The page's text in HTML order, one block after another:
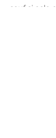
sauf si cela